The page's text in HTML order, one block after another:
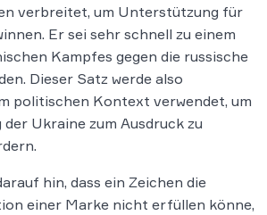
verbreitet, um Unterstützung für
Er sei sehr schnell zu einem
Kampfes gegen die russische
Dieser Satz werde also
politischen Kontext verwendet, um
Ukraine zum Ausdruck zu
hin, dass ein Zeichen die
einer Marke nicht erfüllen könne,